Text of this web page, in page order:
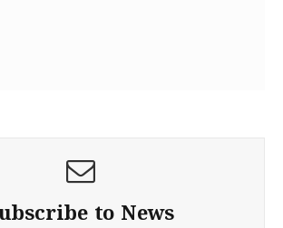
to News